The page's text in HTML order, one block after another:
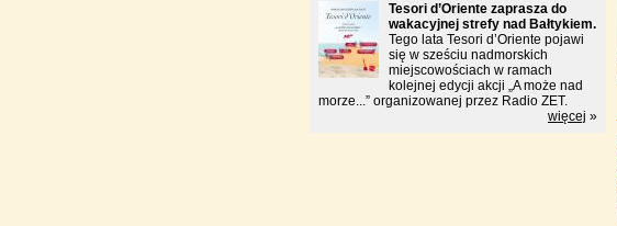
Tesori d’Oriente zaprasza do
wakacyjnej strefy nad Bałtykiem.
Tego lata Tesori d’Oriente pojawi
się w sześciu nadmorskich
miejscowościach w ramach
kolejnej edycji akcji „A może nad
morze...” organizowanej przez Radio ZET.
więcej »